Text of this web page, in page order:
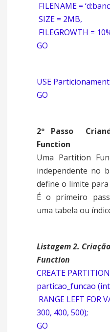
FILENAME =
SIZE = 2MB,
FILEGROWTH =
GO
USE
GO
2º Passo 
Function
Uma Partition
independente no
define o limite
É o primeiro
uma tabela ou
Listagem 2.
Function
CREATE
particao_funcao
RANGE LEFT FOR
300, 400, 500);
GO